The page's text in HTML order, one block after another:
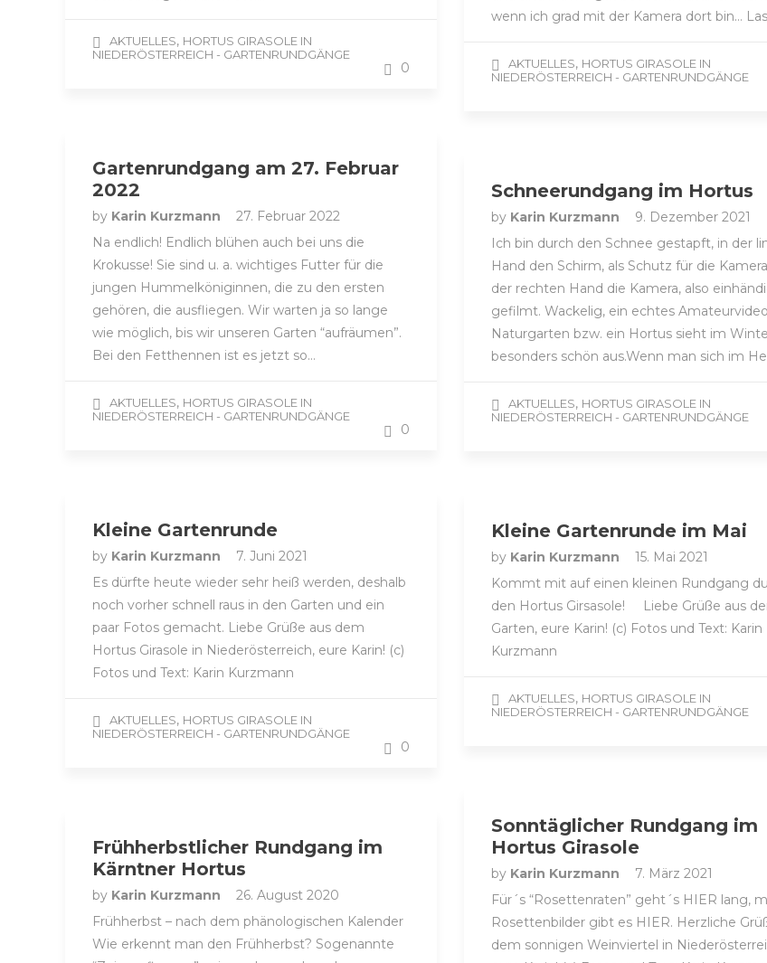
AKTUELLES, HORTUS GIRASOLE IN
NIEDERÖSTERREICH - GARTENRUNDGÄNGE
0
wenn ich grad mit der Kamera dort bin…
AKTUELLES, HORTUS GIRASOLE IN
NIEDERÖSTERREICH - GARTENRUNDGÄNGE
Gartenrundgang am 27. Februar
2022
by Karin Kurzmann
27. Februar 2022
Na endlich! Endlich blühen auch bei uns die
Krokusse! Sie sind u. a. wichtiges Futter für die
jungen Hummelköniginnen, die zu den ersten
gehören, die ausfliegen. Wir warten ja so lange
wie möglich, bis wir unseren Garten “aufräumen”.
Bei den Fetthennen ist es jetzt so…
AKTUELLES, HORTUS GIRASOLE IN
NIEDERÖSTERREICH - GARTENRUNDGÄNGE
0
Schneerundgang im Hortus
by Karin Kurzmann
9. Dezember 2021
Ich bin durch den Schnee gestapft, in der
Hand den Schirm, als Schutz für die
der rechten Hand die Kamera, also
gefilmt. Wackelig, ein echtes
Naturgarten bzw. ein Hortus sieht im
besonders schön aus.Wenn man sich im
AKTUELLES, HORTUS GIRASOLE IN
NIEDERÖSTERREICH - GARTENRUNDGÄNGE
Kleine Gartenrunde
by Karin Kurzmann
7. Juni 2021
Es dürfte heute wieder sehr heiß werden, deshalb
noch vorher schnell raus in den Garten und ein
paar Fotos gemacht. Liebe Grüße aus dem
Hortus Girasole in Niederösterreich, eure Karin! (c)
Fotos und Text: Karin Kurzmann
AKTUELLES, HORTUS GIRASOLE IN
NIEDERÖSTERREICH - GARTENRUNDGÄNGE
0
Kleine Gartenrunde im Mai
by Karin Kurzmann
15. Mai 2021
Kommt mit auf einen kleinen Rundgang
den Hortus Girsasole! Liebe Grüße aus
Garten, eure Karin! (c) Fotos und Text: Karin
Kurzmann
AKTUELLES, HORTUS GIRASOLE IN
NIEDERÖSTERREICH - GARTENRUNDGÄNGE
Sonntäglicher Rundgang im
Hortus Girasole
by Karin Kurzmann
7. März 2021
Für´s “Rosettenraten” geht´s HIER lang,
Rosettenbilder gibt es HIER. Herzliche
dem sonnigen Weinviertel in
Frühherbstlicher Rundgang im
Kärntner Hortus
by Karin Kurzmann
26. August 2020
Frühherbst – nach dem phänologischen Kalender
Wie erkennt man den Frühherbst? Sogenannte